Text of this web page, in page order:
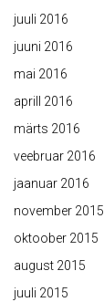
juuli 2016
juuni 2016
mai 2016
aprill 2016
märts 2016
veebruar 2016
jaanuar 2016
november 2015
oktoober 2015
august 2015
juuli 2015